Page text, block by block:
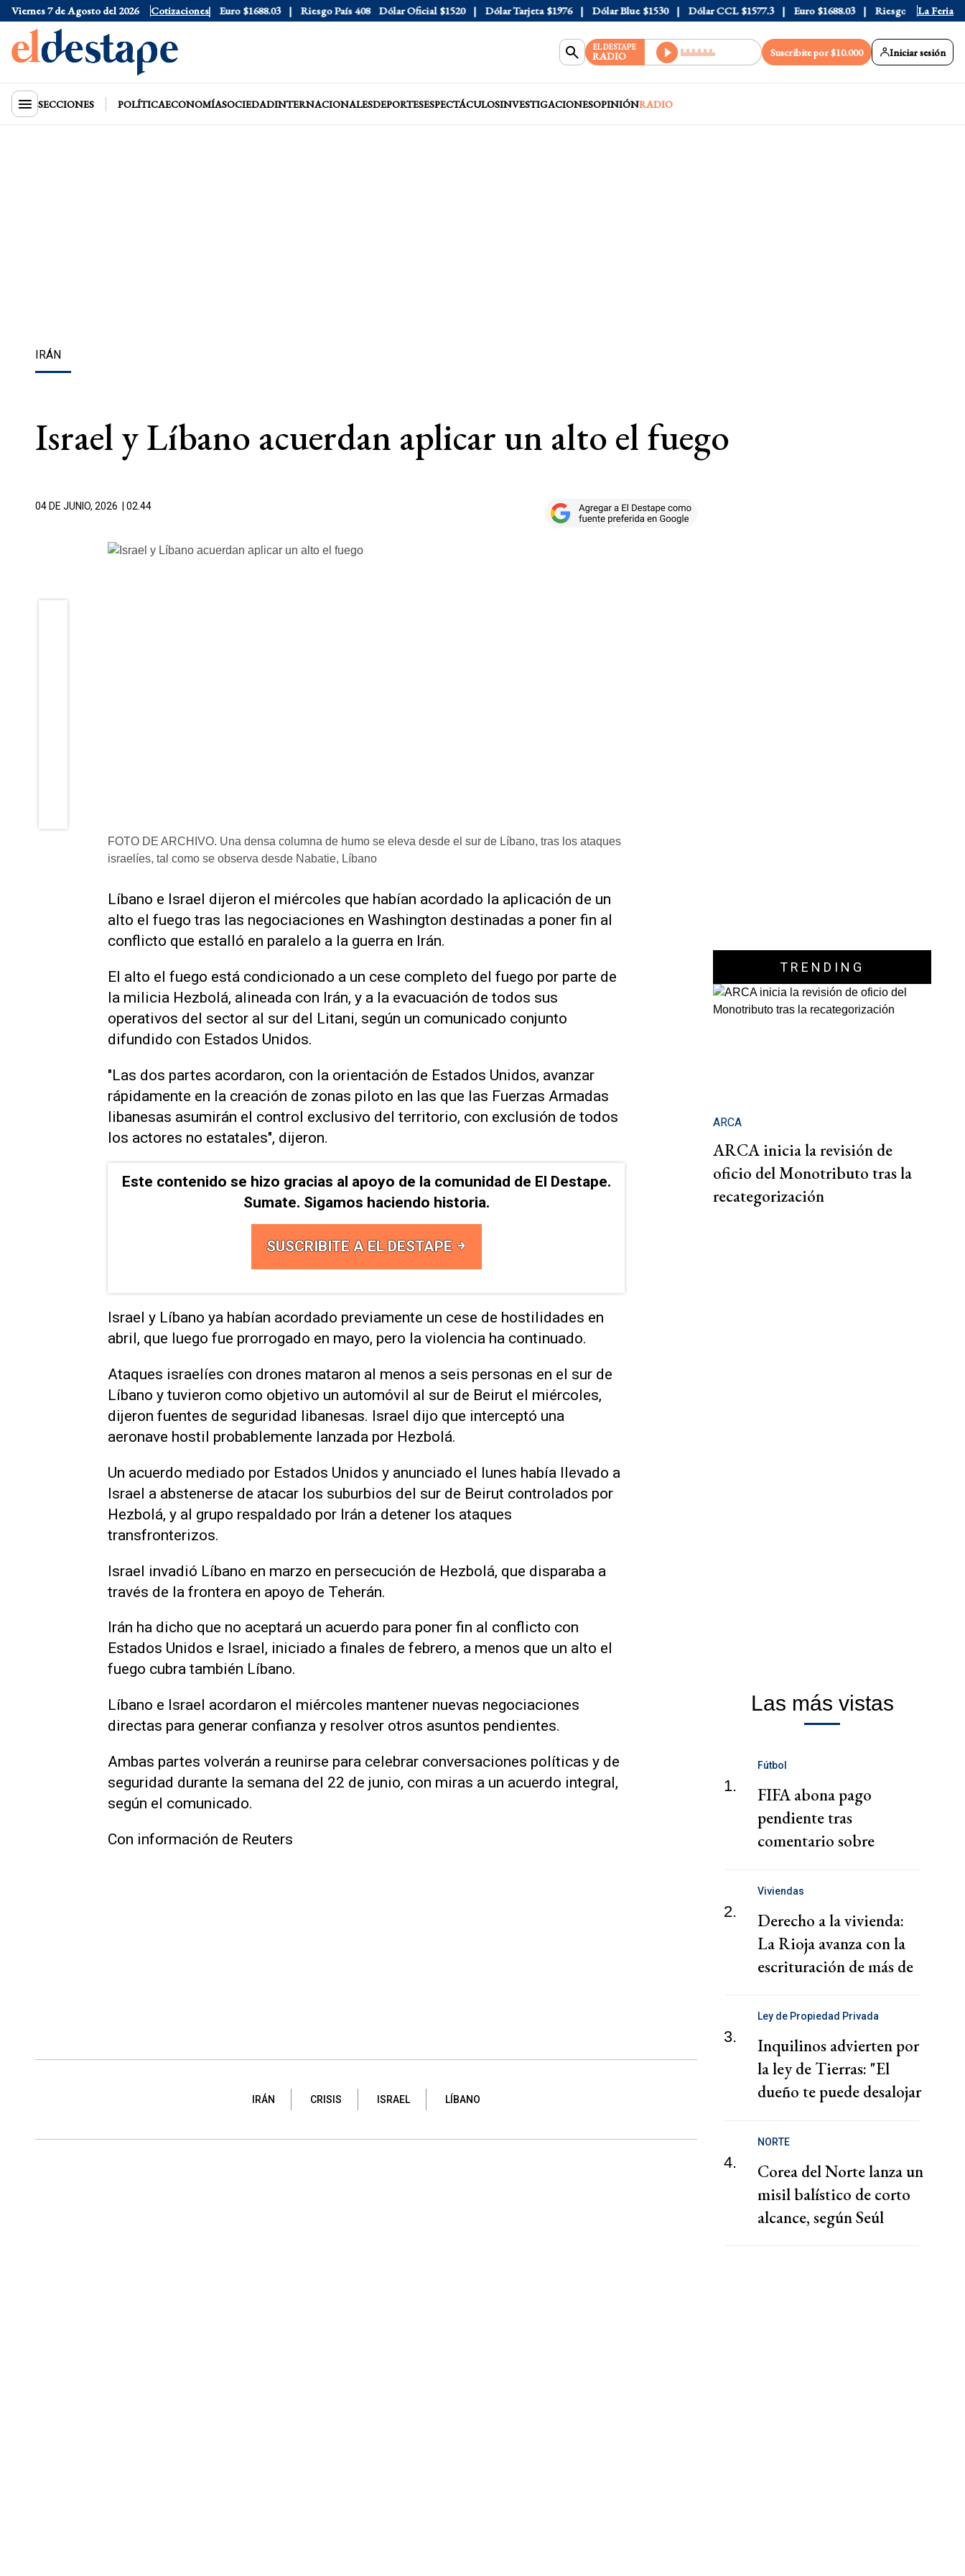
Viernes 7 de Agosto del 2026 Cotizaciones
Dólar Blue $1530 Dólar CCL $1577.3 Euro $1688.03 Riesgo País 408 Dólar Oficial $1520 Dólar Tarjeta $1976 Dólar Blue $1530 Dólar CCL $1577.3 Euro $1688.03 Riesgo País 408
La Feria
EL DESTAPE
RADIO Suscribite por $10.000 Iniciar sesión
SECCIONES POLÍTICAECONOMÍASOCIEDADINTERNACIONALESDEPORTESESPECTÁCULOSINVESTIGACIONESOPINIÓNRADIO
IRÁN
Israel y Líbano acuerdan aplicar un alto el fuego
04 DE JUNIO, 2026 | 02.44
FOTO DE ARCHIVO. Una densa columna de humo se eleva desde el sur de Líbano, tras los ataques
israelíes, tal como se observa desde Nabatie, Líbano
Líbano e Israel dijeron el miércoles que habían acordado la aplicación de un
alto el ‌fuego tras las negociaciones ‌en Washington destinadas a poner fin al
conflicto que estalló en paralelo a la guerra en Irán.
El alto el fuego está condicionado a un cese completo del fuego por parte de
la milicia Hezbolá, alineada con Irán, y a la evacuación de ​todos sus
operativos ⁠del sector al sur del Litani, según un ‌comunicado conjunto
difundido con Estados Unidos.
"Las dos ⁠partes acordaron, con la orientación ⁠de Estados Unidos, avanzar
rápidamente en la creación de zonas piloto en las que las Fuerzas Armadas
libanesas asumirán ⁠el control exclusivo del territorio, con exclusión ​de todos
los actores no estatales", ‌dijeron.
Este contenido se hizo gracias al apoyo de la comunidad de El Destape.
Sumate. Sigamos haciendo historia.
SUSCRIBITE A EL DESTAPE
Israel y Líbano ya habían ‌acordado previamente un cese de hostilidades en
abril, ⁠que luego fue prorrogado en mayo, pero la violencia ha continuado.
Ataques israelíes con drones mataron al menos a seis personas en el sur de
Líbano ​y tuvieron ‌como objetivo un automóvil al sur de Beirut el miércoles,
dijeron fuentes de seguridad libanesas. Israel dijo que interceptó una
aeronave hostil probablemente lanzada por Hezbolá.
Un acuerdo mediado por Estados ⁠Unidos y anunciado el lunes había llevado a
Israel a abstenerse de atacar los suburbios del sur de Beirut controlados por
Hezbolá, y al grupo respaldado por Irán a detener los ataques
transfronterizos.
Israel invadió Líbano en marzo en persecución de Hezbolá, que disparaba a
través de ‌la frontera en apoyo de Teherán.
Irán ha dicho que no aceptará un acuerdo para poner fin al conflicto con
Estados Unidos e Israel, iniciado a finales de febrero, a menos que un alto el
fuego cubra también ‌Líbano.
Líbano e Israel acordaron el miércoles mantener nuevas negociaciones
directas para generar confianza y resolver otros asuntos pendientes.
Ambas partes ‌volverán a ⁠reunirse para celebrar conversaciones políticas y de
seguridad durante la semana del 22 de ​junio, con miras a un acuerdo integral,
según el comunicado.
Con información de Reuters
IRÁN CRISIS ISRAEL LÍBANO
TRENDING
ARCA
ARCA inicia la revisión de
oficio del Monotributo tras la
recategorización
Las más vistas
1.
Fútbol
FIFA abona pago
pendiente tras
comentario sobre
de la Federación Jordana
2.
Viviendas
Derecho a la vivienda:
La Rioja avanza con la
escrituración de más de
3.
Ley de Propiedad Privada
Inquilinos advierten por
la ley de Tierras: "El
dueño te puede desalojar
4.
NORTE
Corea del Norte lanza un
misil balístico de corto
alcance, según Seúl